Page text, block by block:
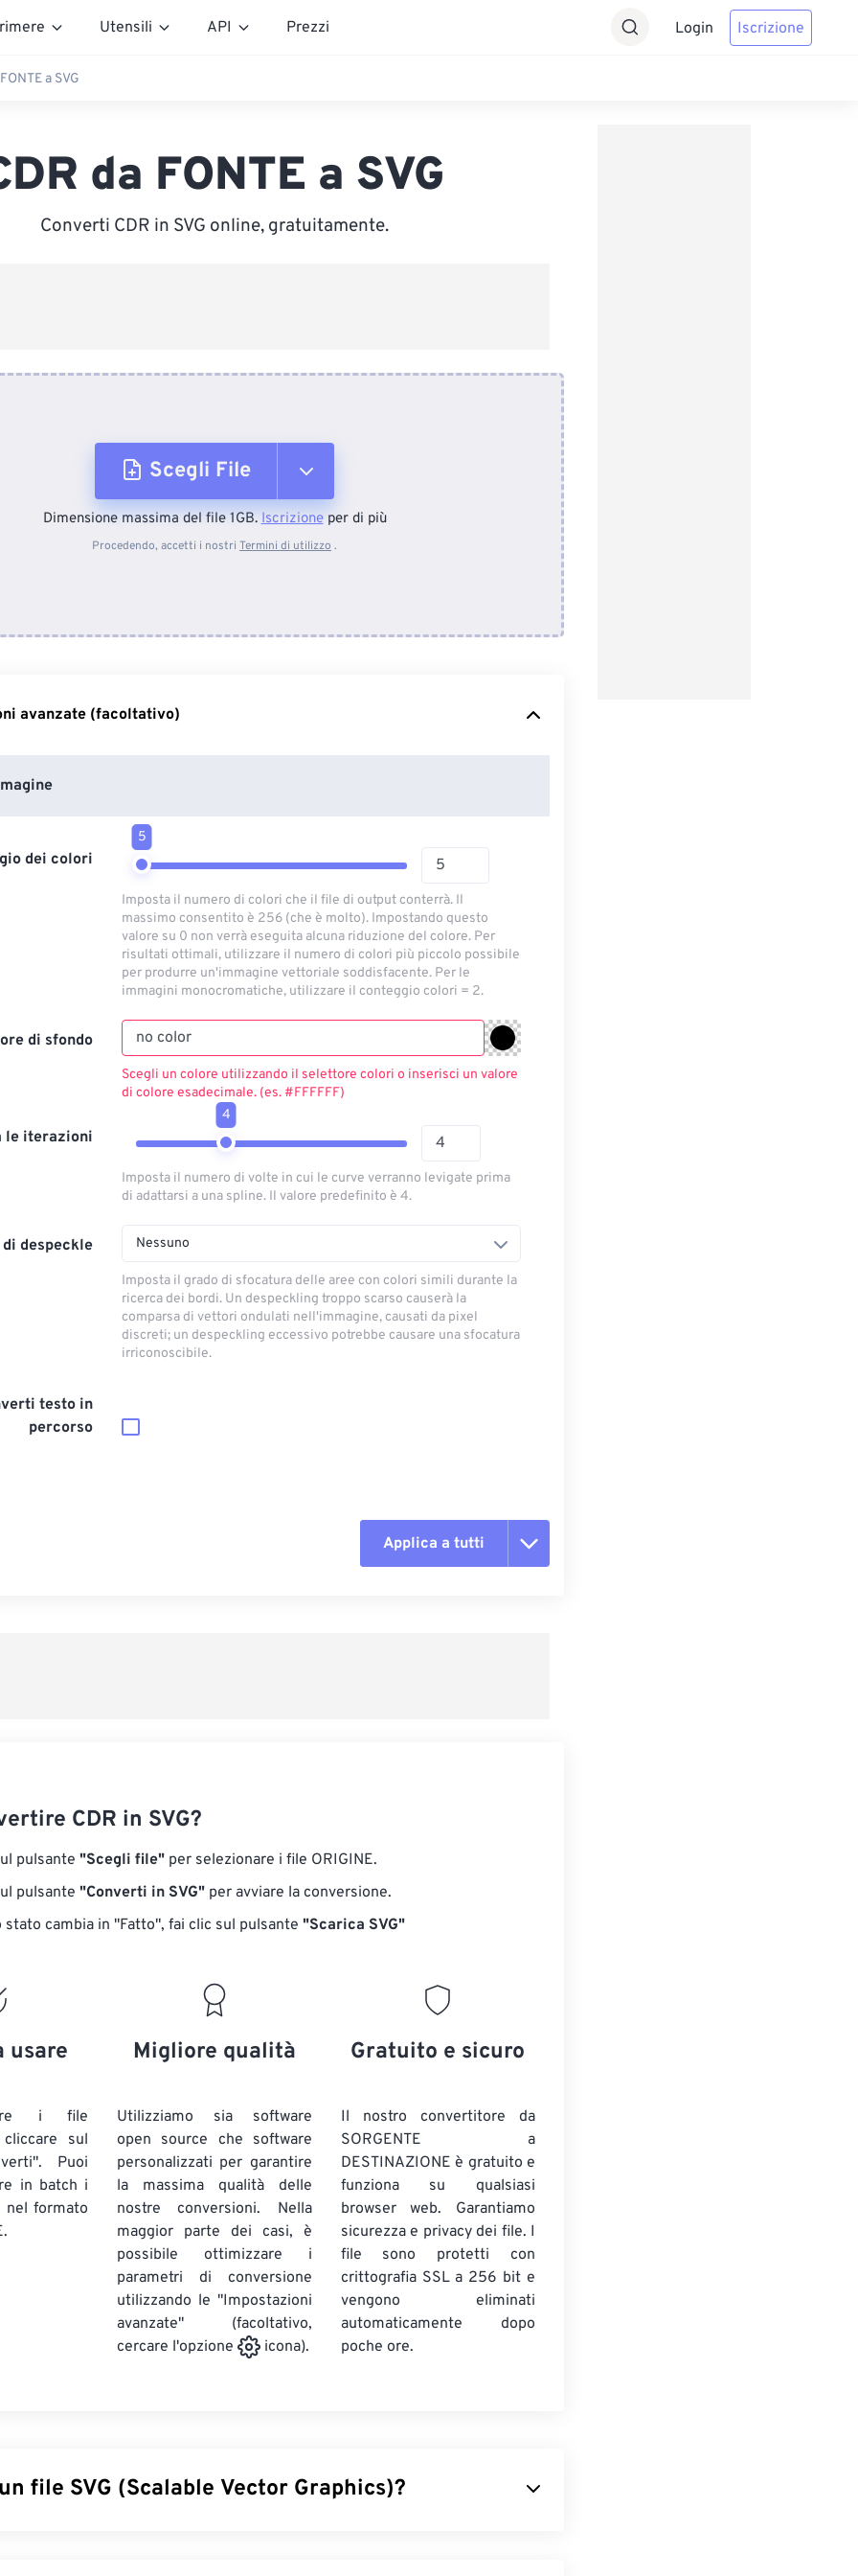
Utensili API Prezzi Login Iscrizione
a SVG
da FONTE a SVG
Converti CDR in SVG online, gratuitamente.
Scegli File
Dal dispositivo
Dimensione massima del file 1GB.Iscrizioneper di più
Procedendo, accetti i nostri Termini di utilizzo .
avanzate (facoltativo)
dei colori
5
Imposta il numero di colori che il file di output conterrà. Il
massimo consentito è 256 (che è molto). Impostando questo
valore su 0 non verrà eseguita alcuna riduzione del colore. Per
risultati ottimali, utilizzare il numero di colori più piccolo possibile
per produrre un'immagine vettoriale soddisfacente. Per le
immagini monocromatiche, utilizzare il conteggio colori = 2.
di sfondo
Scegli un colore utilizzando il selettore colori o inserisci un valore
di colore esadecimale. (es. #FFFFFF)
le iterazioni
4
Imposta il numero di volte in cui le curve verranno levigate prima
di adattarsi a una spline. Il valore predefinito è 4.
despeckle Nessuno
Imposta il grado di sfocatura delle aree con colori simili durante la
ricerca dei bordi. Un despeckling troppo scarso causerà la
comparsa di vettori ondulati nell'immagine, causati da pixel
discreti; un despeckling eccessivo potrebbe causare una sfocatura
irriconoscibile.
testo in
percorso
Applica a tutti
CDR in SVG?
pulsante "Scegli file" per selezionare i file ORIGINE.
pulsante "Converti in SVG" per avviare la conversione.
stato cambia in "Fatto", fai clic sul pulsante "Scarica SVG"
usare
i file
cliccare sul
Puoi
in batch i
nel formato
Migliore qualità
Utilizziamo sia software
open source che software
personalizzati per garantire
la massima qualità delle
nostre conversioni. Nella
maggior parte dei casi, è
possibile ottimizzare i
parametri di conversione
utilizzando le "Impostazioni
avanzate" (facoltativo,
cercare l'opzione
icona).
Gratuito e sicuro
Il nostro convertitore da
SORGENTE a
DESTINAZIONE è gratuito e
funziona su qualsiasi
browser web. Garantiamo
sicurezza e privacy dei file. I
file sono protetti con
crittografia SSL a 256 bit e
vengono eliminati
automaticamente dopo
poche ore.
file SVG (Scalable Vector Graphics)?